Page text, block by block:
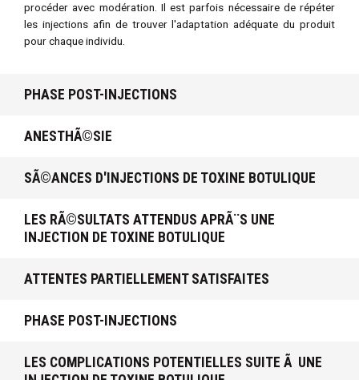
procéder avec modération. Il est parfois nécessaire de répéter
les injections afin de trouver l'adaptation adéquate du produit
pour chaque individu.
PHASE POST-INJECTIONS
ANESTHÃ©SIE
SÃ©ANCES D'INJECTIONS DE TOXINE BOTULIQUE
LES RÃ©SULTATS ATTENDUS APRÃ¨S UNE
INJECTION DE TOXINE BOTULIQUE
ATTENTES PARTIELLEMENT SATISFAITES
PHASE POST-INJECTIONS
LES COMPLICATIONS POTENTIELLES SUITE Ã UNE